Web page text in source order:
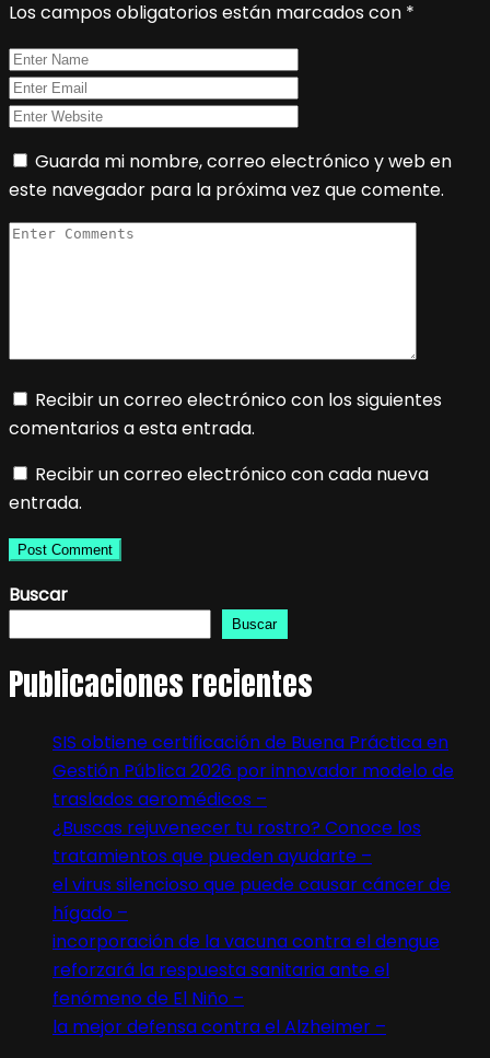
Los campos obligatorios están marcados con *
Guarda mi nombre, correo electrónico y web en
este navegador para la próxima vez que comente.
Recibir un correo electrónico con los siguientes
comentarios a esta entrada.
Recibir un correo electrónico con cada nueva
entrada.
Buscar
Buscar
Publicaciones recientes
SIS obtiene certificación de Buena Práctica en
Gestión Pública 2026 por innovador modelo de
traslados aeromédicos –
¿Buscas rejuvenecer tu rostro? Conoce los
tratamientos que pueden ayudarte –
el virus silencioso que puede causar cáncer de
hígado –
incorporación de la vacuna contra el dengue
reforzará la respuesta sanitaria ante el
fenómeno de El Niño –
la mejor defensa contra el Alzheimer –